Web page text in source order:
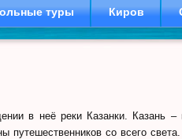
туры Киров
в неё реки Казанки. Казань
со всего